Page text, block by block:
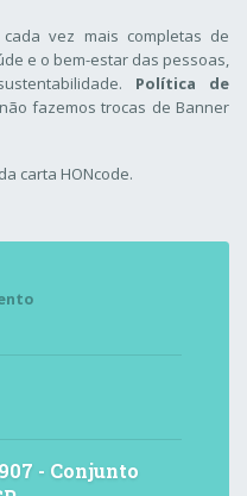
cada vez mais completas de
e o bem-estar das pessoas,
Política de
fazemos trocas de Banner
carta HONcode.
- Conjunto